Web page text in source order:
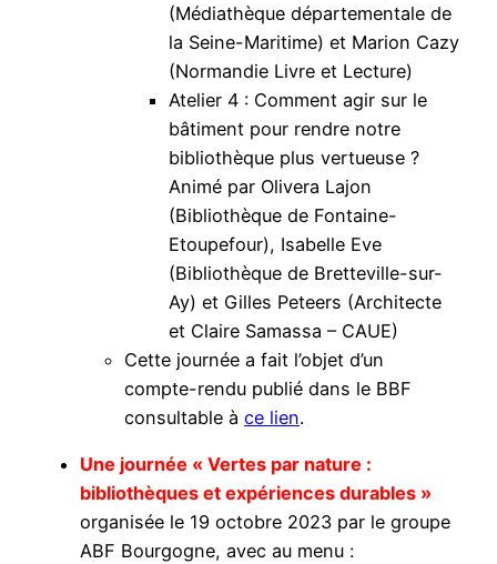
(Médiathèque départementale de
la Seine-Maritime) et Marion Cazy
(Normandie Livre et Lecture)
Atelier 4 : Comment agir sur le
bâtiment pour rendre notre
bibliothèque plus vertueuse ?
Animé par Olivera Lajon
(Bibliothèque de Fontaine-
Etoupefour), Isabelle Eve
(Bibliothèque de Bretteville-sur-
Ay) et Gilles Peteers (Architecte
et Claire Samassa – CAUE)
Cette journée a fait l’objet d’un
compte-rendu publié dans le BBF
consultable à ce lien.
Une journée « Vertes par nature :
bibliothèques et expériences durables »
organisée le 19 octobre 2023 par le groupe
ABF Bourgogne, avec au menu :